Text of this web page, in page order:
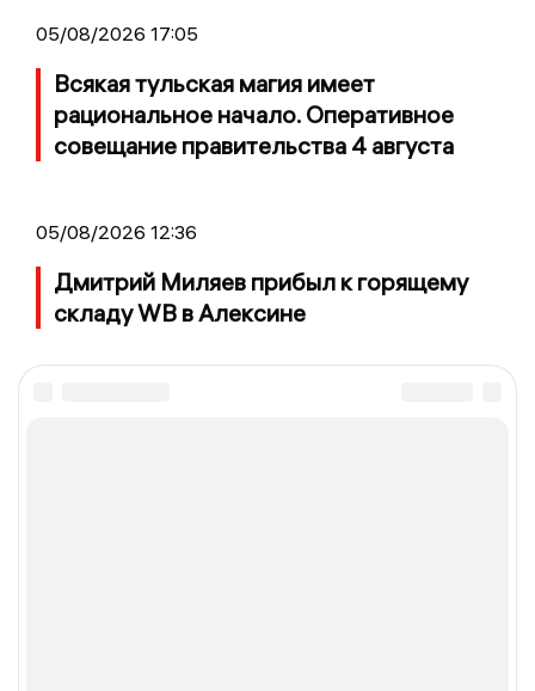
05/08/2026 17:05
Всякая тульская магия имеет
рациональное начало. Оперативное
совещание правительства 4 августа
05/08/2026 12:36
Дмитрий Миляев прибыл к горящему
складу WB в Алексине